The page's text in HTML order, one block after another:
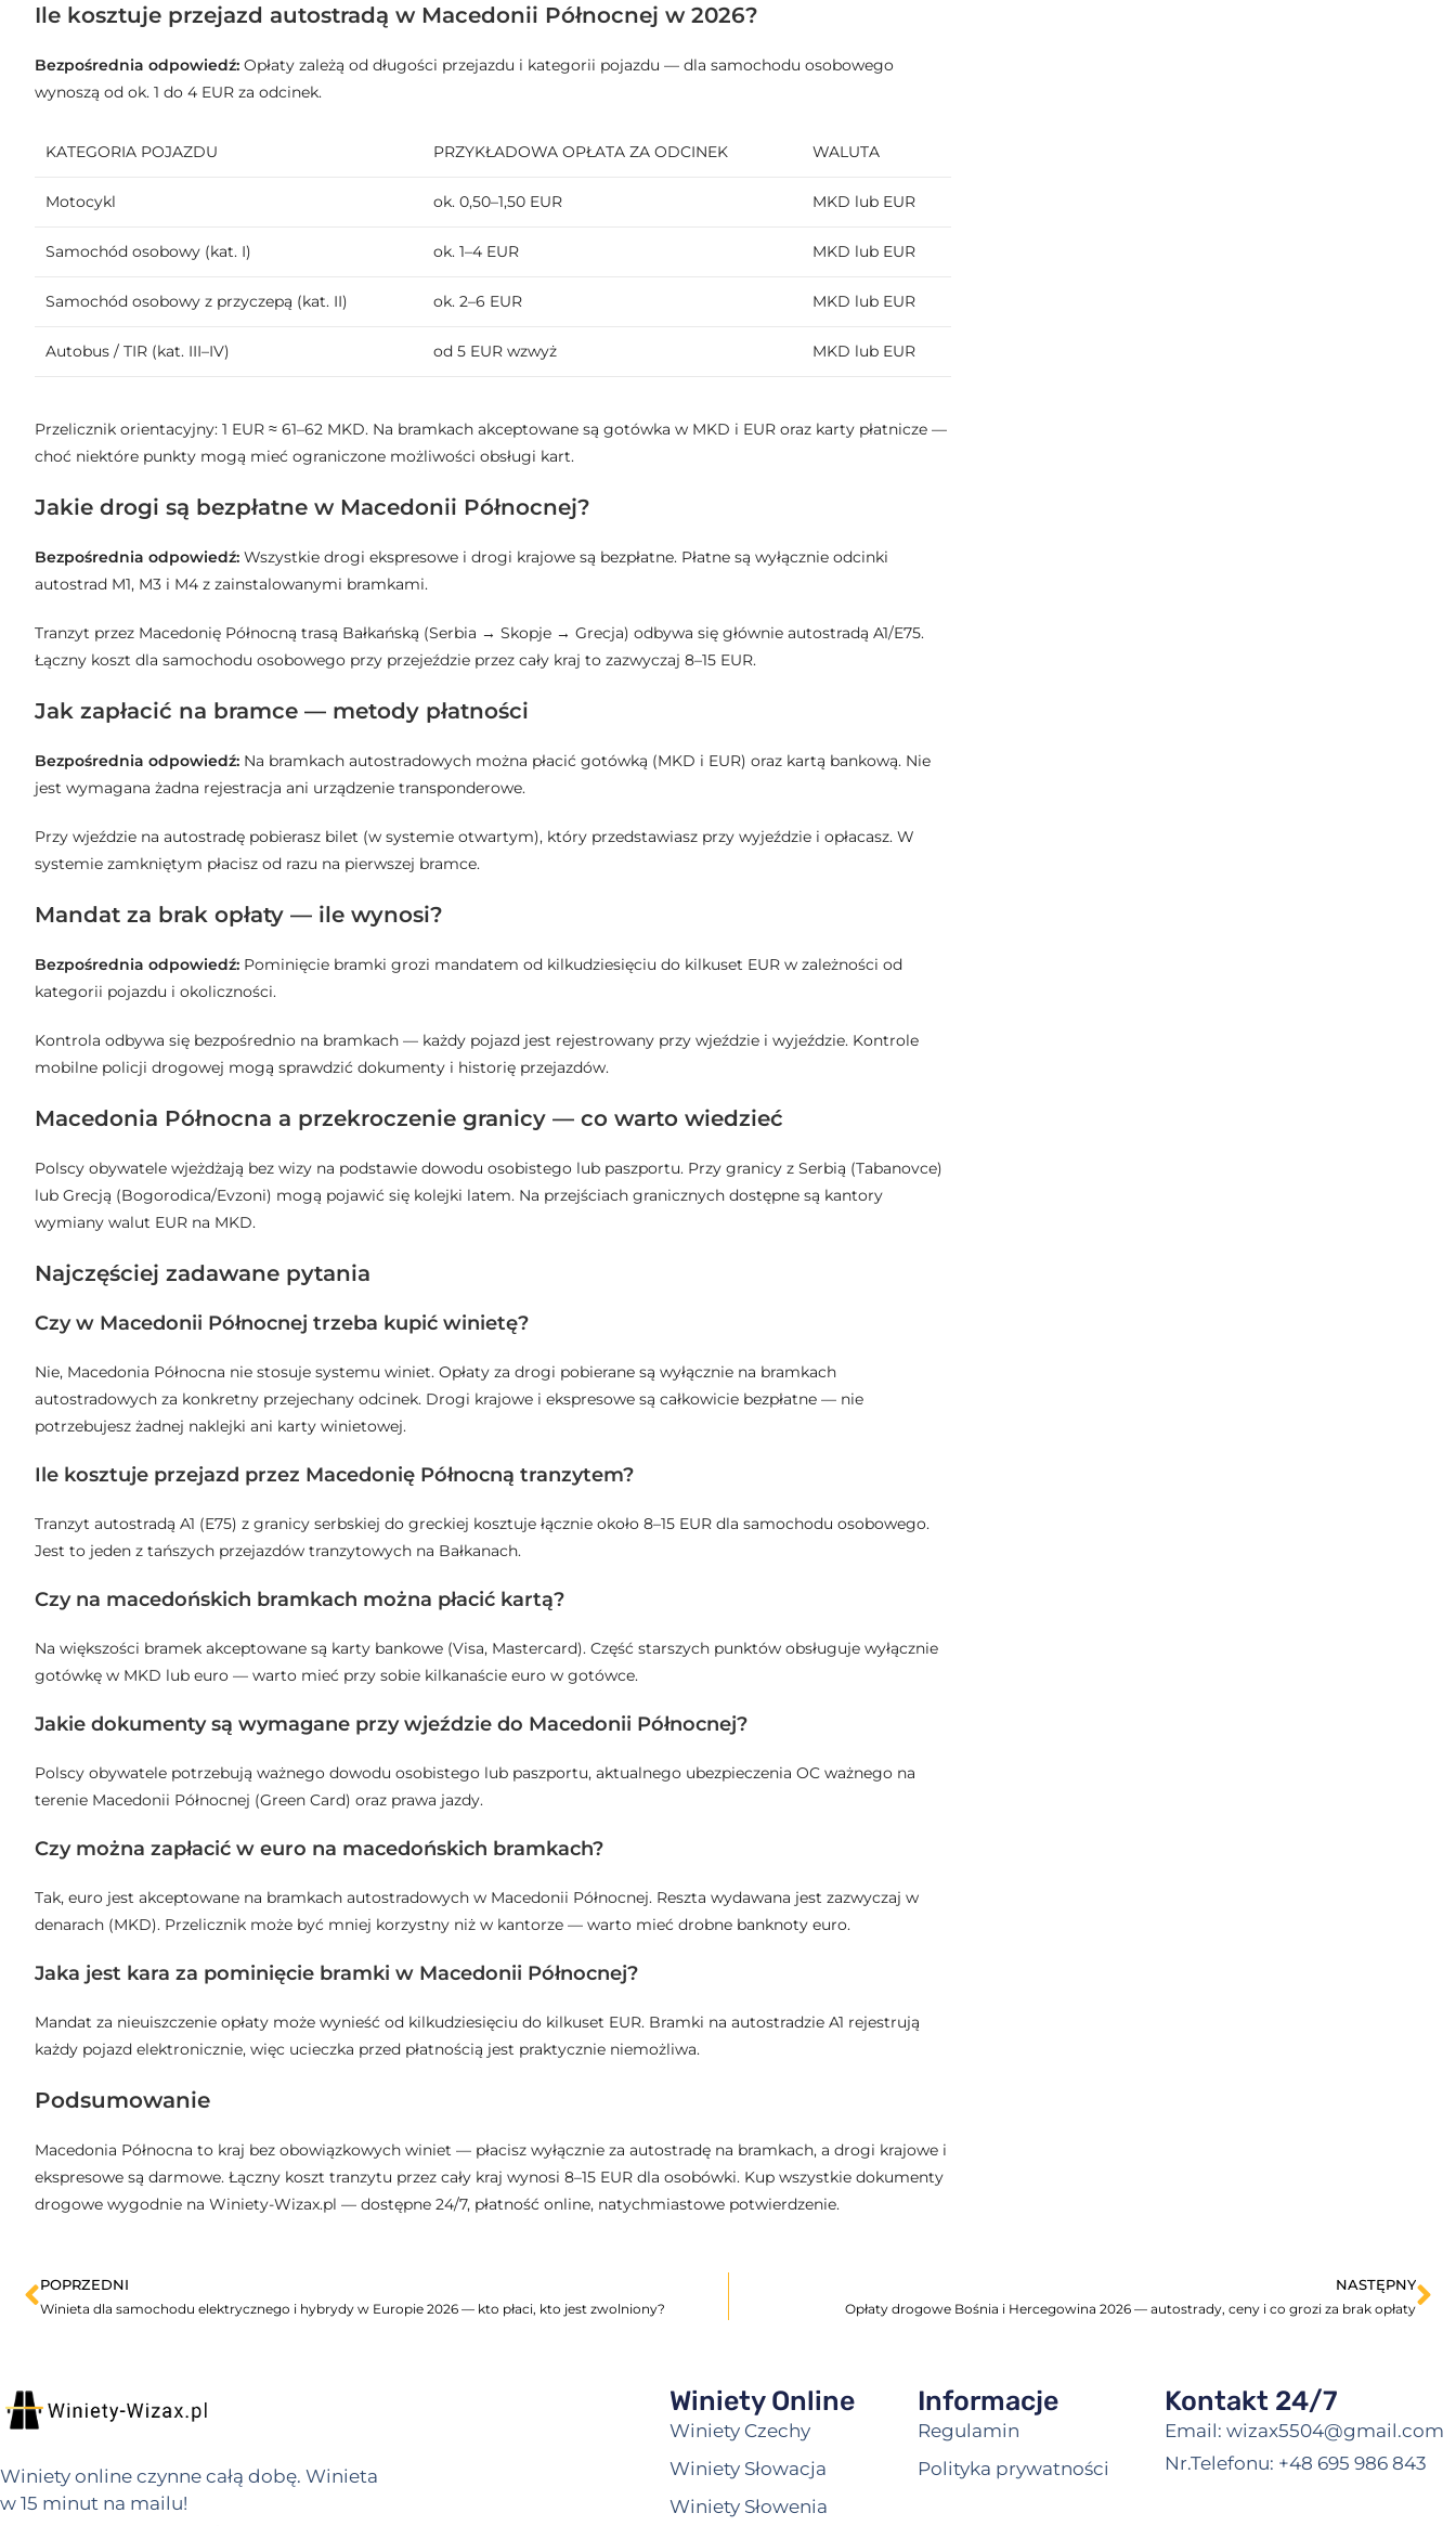
Ile kosztuje przejazd autostradą w Macedonii Północnej w 2026?
Bezpośrednia odpowiedź: Opłaty zależą od długości przejazdu i kategorii pojazdu — dla samochodu osobowego
wynoszą od ok. 1 do 4 EUR za odcinek.
KATEGORIA POJAZDU PRZYKŁADOWA OPŁATA ZA ODCINEK WALUTA
Motocykl ok. 0,50–1,50 EUR MKD lub EUR
Samochód osobowy (kat. I) ok. 1–4 EUR MKD lub EUR
Samochód osobowy z przyczepą (kat. II) ok. 2–6 EUR MKD lub EUR
Autobus / TIR (kat. III–IV) od 5 EUR wzwyż MKD lub EUR
Przelicznik orientacyjny: 1 EUR ≈ 61–62 MKD. Na bramkach akceptowane są gotówka w MKD i EUR oraz karty płatnicze —
choć niektóre punkty mogą mieć ograniczone możliwości obsługi kart.
Jakie drogi są bezpłatne w Macedonii Północnej?
Bezpośrednia odpowiedź: Wszystkie drogi ekspresowe i drogi krajowe są bezpłatne. Płatne są wyłącznie odcinki
autostrad M1, M3 i M4 z zainstalowanymi bramkami.
Tranzyt przez Macedonię Północną trasą Bałkańską (Serbia → Skopje → Grecja) odbywa się głównie autostradą A1/E75.
Łączny koszt dla samochodu osobowego przy przejeździe przez cały kraj to zazwyczaj 8–15 EUR.
Jak zapłacić na bramce — metody płatności
Bezpośrednia odpowiedź: Na bramkach autostradowych można płacić gotówką (MKD i EUR) oraz kartą bankową. Nie
jest wymagana żadna rejestracja ani urządzenie transponderowe.
Przy wjeździe na autostradę pobierasz bilet (w systemie otwartym), który przedstawiasz przy wyjeździe i opłacasz. W
systemie zamkniętym płacisz od razu na pierwszej bramce.
Mandat za brak opłaty — ile wynosi?
Bezpośrednia odpowiedź: Pominięcie bramki grozi mandatem od kilkudziesięciu do kilkuset EUR w zależności od
kategorii pojazdu i okoliczności.
Kontrola odbywa się bezpośrednio na bramkach — każdy pojazd jest rejestrowany przy wjeździe i wyjeździe. Kontrole
mobilne policji drogowej mogą sprawdzić dokumenty i historię przejazdów.
Macedonia Północna a przekroczenie granicy — co warto wiedzieć
Polscy obywatele wjeżdżają bez wizy na podstawie dowodu osobistego lub paszportu. Przy granicy z Serbią (Tabanovce)
lub Grecją (Bogorodica/Evzoni) mogą pojawić się kolejki latem. Na przejściach granicznych dostępne są kantory
wymiany walut EUR na MKD.
Najczęściej zadawane pytania
Czy w Macedonii Północnej trzeba kupić winietę?
Nie, Macedonia Północna nie stosuje systemu winiet. Opłaty za drogi pobierane są wyłącznie na bramkach
autostradowych za konkretny przejechany odcinek. Drogi krajowe i ekspresowe są całkowicie bezpłatne — nie
potrzebujesz żadnej naklejki ani karty winietowej.
Ile kosztuje przejazd przez Macedonię Północną tranzytem?
Tranzyt autostradą A1 (E75) z granicy serbskiej do greckiej kosztuje łącznie około 8–15 EUR dla samochodu osobowego.
Jest to jeden z tańszych przejazdów tranzytowych na Bałkanach.
Czy na macedońskich bramkach można płacić kartą?
Na większości bramek akceptowane są karty bankowe (Visa, Mastercard). Część starszych punktów obsługuje wyłącznie
gotówkę w MKD lub euro — warto mieć przy sobie kilkanaście euro w gotówce.
Jakie dokumenty są wymagane przy wjeździe do Macedonii Północnej?
Polscy obywatele potrzebują ważnego dowodu osobistego lub paszportu, aktualnego ubezpieczenia OC ważnego na
terenie Macedonii Północnej (Green Card) oraz prawa jazdy.
Czy można zapłacić w euro na macedońskich bramkach?
Tak, euro jest akceptowane na bramkach autostradowych w Macedonii Północnej. Reszta wydawana jest zazwyczaj w
denarach (MKD). Przelicznik może być mniej korzystny niż w kantorze — warto mieć drobne banknoty euro.
Jaka jest kara za pominięcie bramki w Macedonii Północnej?
Mandat za nieuiszczenie opłaty może wynieść od kilkudziesięciu do kilkuset EUR. Bramki na autostradzie A1 rejestrują
każdy pojazd elektronicznie, więc ucieczka przed płatnością jest praktycznie niemożliwa.
Podsumowanie
Macedonia Północna to kraj bez obowiązkowych winiet — płacisz wyłącznie za autostradę na bramkach, a drogi krajowe i
ekspresowe są darmowe. Łączny koszt tranzytu przez cały kraj wynosi 8–15 EUR dla osobówki. Kup wszystkie dokumenty
drogowe wygodnie na Winiety-Wizax.pl — dostępne 24/7, płatność online, natychmiastowe potwierdzenie.
POPRZEDNI
Winieta dla samochodu elektrycznego i hybrydy w Europie 2026 — kto płaci, kto jest zwolniony?
NASTĘPNY
Opłaty drogowe Bośnia i Hercegowina 2026 — autostrady, ceny i co grozi za brak opłaty
Winiety online czynne całą dobę. Winieta
w 15 minut na mailu!
Winiety Online
Winiety Czechy
Winiety Słowacja
Winiety Słowenia
Informacje
Regulamin
Polityka prywatności
Kontakt 24/7
Email: wizax5504@gmail.com
Nr.Telefonu: +48 695 986 843